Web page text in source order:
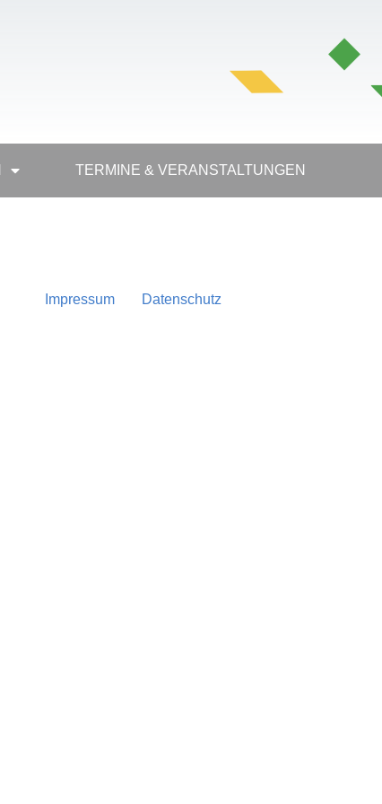
TER­MINE & VERANSTALTUNGEN
Impres­sum Daten­schutz